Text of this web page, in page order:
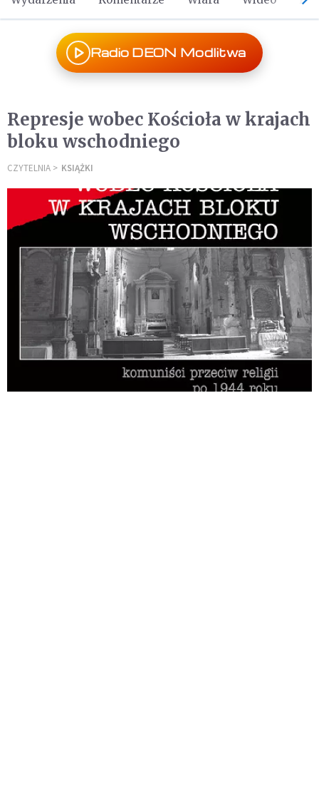
Radio DEON Modlitwa
Represje wobec Kościoła w krajach
bloku wschodniego
CZYTELNIA KSIĄŻKI